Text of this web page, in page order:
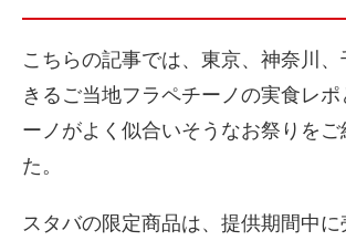
こちらの記事では、東京、神奈川
きるご当地フラペチーノの実食レ
ーノがよく似合いそうなお祭りをご
た。
スタバの限定商品は、提供期間中に